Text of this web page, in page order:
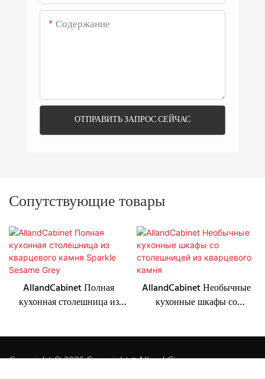
Содержание
ОТПРАВИТЬ ЗАПРОС СЕЙЧАС
Сопутствующие товары
AllandCabinet Полная
кухонная столешница из
AllandCabinet Необычные
кухонные шкафы со
Copyright © 2026 Copyright@Alland Group